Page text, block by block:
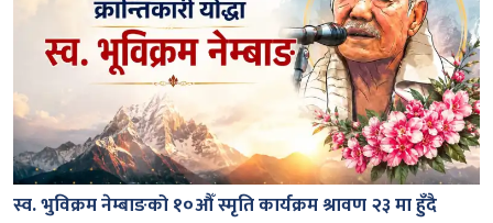
स्व. भुविक्रम नेम्बाङको १०औँ स्मृति कार्यक्रम श्रावण २३ मा हुँदै